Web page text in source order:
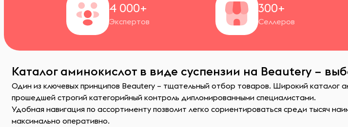
4 000+
Экспертов
300+
Селлеров
Каталог аминокислот в виде суспензии на Beautery –
Один из ключевых принципов Beautery – тщательный отбор товаров. Широкий каталог
прошедшей строгий категорийный контроль дипломированными специалистами.
Удобная навигация по ассортименту позволит легко сориентироваться среди тысяч
максимально оперативно.